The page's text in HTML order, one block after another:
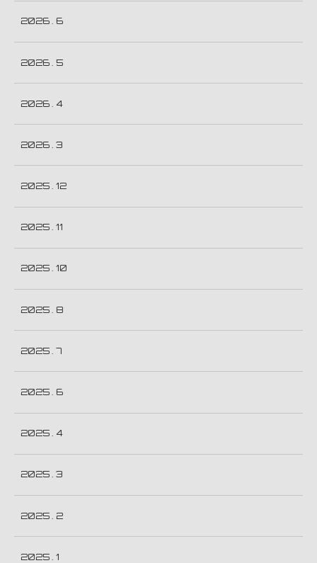
2026 . 6
2026 . 5
2026 . 4
2026 . 3
2025 . 12
2025 . 11
2025 . 10
2025 . 8
2025 . 7
2025 . 6
2025 . 4
2025 . 3
2025 . 2
2025 . 1